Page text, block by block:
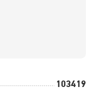
103419